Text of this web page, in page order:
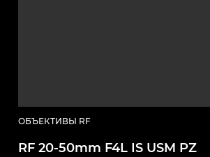
ОБЪЕКТИВЫ RF
RF 20-50mm F4L IS USM PZ